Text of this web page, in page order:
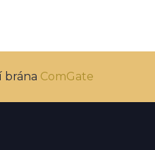
brána ComGate